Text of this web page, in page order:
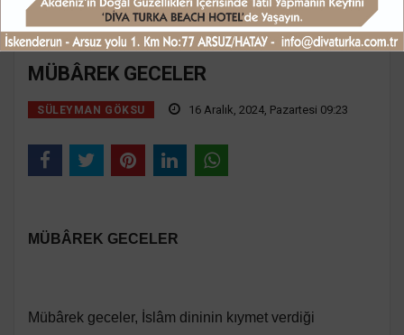
MÜBÂREK GECELER
SÜLEYMAN GÖKSU 16 Aralık, 2024, Pazartesi 09:23
MÜBÂREK GECELER
Mübârek geceler, İslâm dininin kıymet verdiği